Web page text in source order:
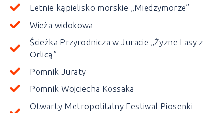
Letnie kąpielisko morskie „Międzymorze”
Wieża widokowa
Ścieżka Przyrodnicza w Juracie „Żyzne Lasy z
Orlicą”
Pomnik Juraty
Pomnik Wojciecha Kossaka
Otwarty Metropolitalny Festiwal Piosenki